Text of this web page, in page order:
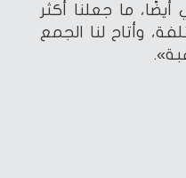
أيضًا، ما جعلنا أكثر
وأتاح لنا الجمع